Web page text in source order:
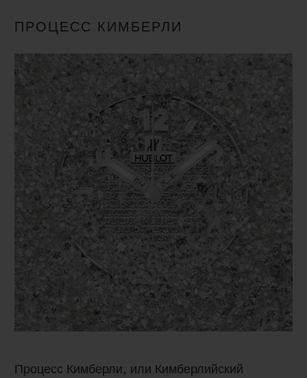
систему сертификации членов RJC, которая
распространяется на все компании,
участвующие в цепочке поставки ювелирных
изделий из золота и бриллиантов. Для
получения статуса сертифицированного члена
RJC все коммерческие члены должны пройти
аттестацию на соответствие кодексу деловой
практики RJC, которую проводят
аккредитованные внешние аудиторы.
ПРОЦЕСС КИМБЕРЛИ
Процесс Кимберли, или Кимберлийский